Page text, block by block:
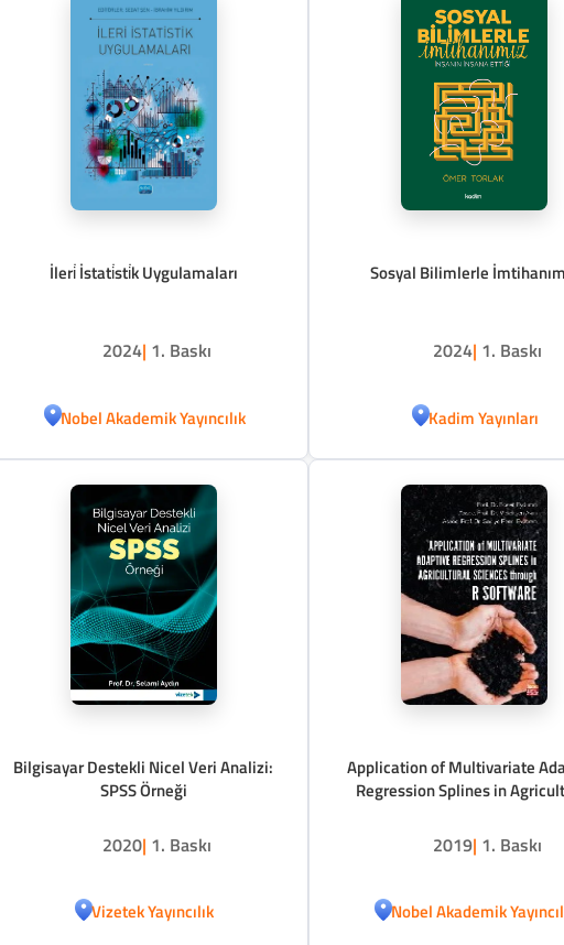
İleri̇ İstati̇sti̇k Uygulamaları
2024| 1. Baskı
Nobel Akademik Yayıncılık
Sosyal Bilimlerle
2024| 1. Baskı
Kadim Yayınları
Bilgisayar Destekli Nicel Veri Analizi:
SPSS Örneği
2020| 1. Baskı
Vizetek Yayıncılık
Application of Multivariate
Regression Splines in
2019| 1. Baskı
Nobel Akademik